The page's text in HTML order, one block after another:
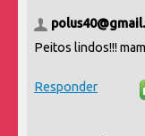
Peitos lindos!!!
Responder